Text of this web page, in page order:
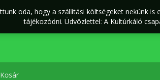
Webáruház
Kosár
oda, hogy a szállítási költségeket nekünk
tájékozódni. Üdvözlettel: A Kultúrkáló